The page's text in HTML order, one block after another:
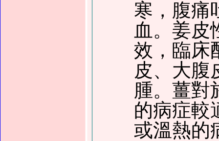
寒，腹痛
血。姜皮
效，臨床
皮、大腹
腫。薑對
的病症較
或溫熱的